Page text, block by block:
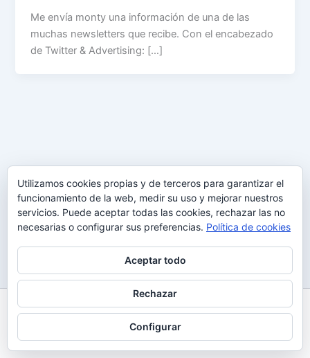
Me envía monty una información de una de las
muchas newsletters que recibe. Con el encabezado
de Twitter & Advertising: […]
Todos los derechos © 2026 Uy Perdón
Utilizamos cookies propias y de terceros para garantizar el
funcionamiento de la web, medir su uso y mejorar nuestros
servicios. Puede aceptar todas las cookies, rechazar las no
necesarias o configurar sus preferencias. Política de cookies
Aceptar todo
Rechazar
Configurar